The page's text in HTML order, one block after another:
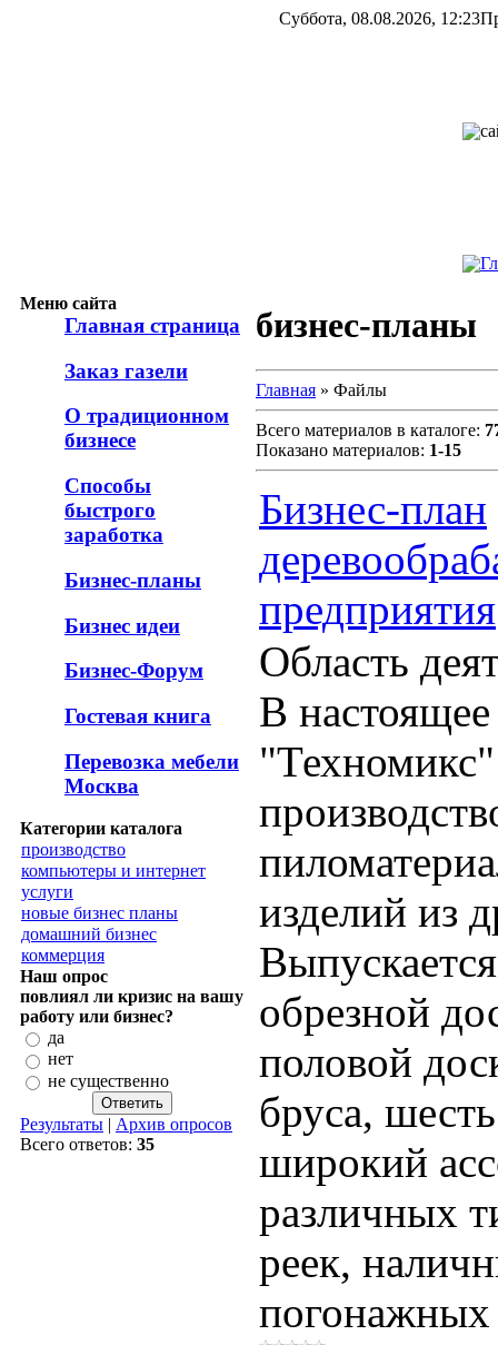
Суббота, 08.08.2026, 12:23
Меню сайта
Главная страница
Заказ газели
О традиционном
бизнесе
Способы
быстрого
заработка
Бизнес-планы
Бизнес идеи
Бизнес-Форум
Гостевая книга
Перевозка мебели
Москва
Категории каталога
производство
компьютеры и интернет
услуги
новые бизнес планы
домашний бизнес
коммерция
Наш опрос
повлиял ли кризис на вашу
работу или бизнес?
да
нет
не существенно
Результаты | Архив опросов
Всего ответов: 35
бизнес-планы
Главная » Файлы
Всего материалов в каталоге:
Показано материалов: 1-15
Бизнес-план
предприятия
Область
В
изделий из
обрезной
половой
бруса,
широкий
различных
реек,
погонажных